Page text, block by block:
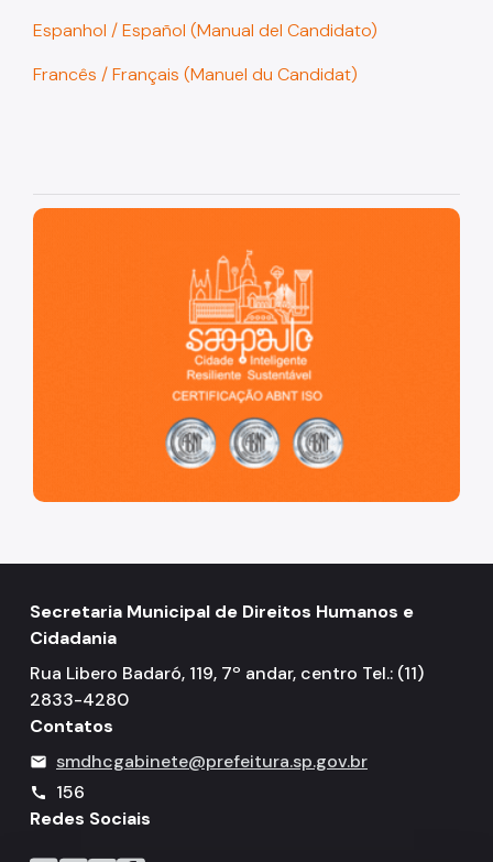
Espanhol / Español (Manual del Candidato)
Francês / Français (Manuel du Candidat)
São Paulo, cidade inteligente, resiliente e sustentável
Secretaria Municipal de Direitos Humanos e
Cidadania
Rua Libero Badaró, 119, 7º andar, centro Tel.: (11)
2833-4280
Contatos
mail smdhcgabinete@prefeitura.sp.gov.br
call
156
Redes Sociais